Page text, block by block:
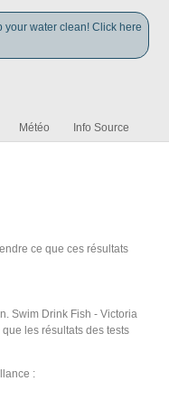
your water clean! Click here
Météo Info Source
ce que ces résultats
Swim Drink Fish - Victoria
les résultats des tests
: